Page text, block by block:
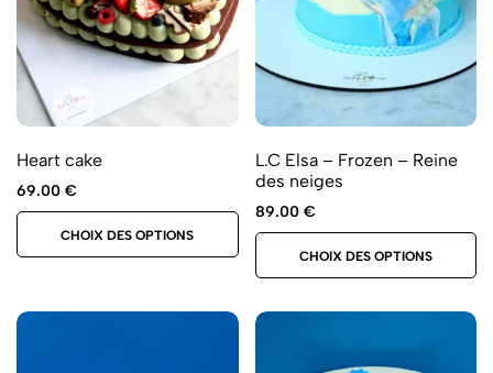
Heart cake
69.00 €
CHOIX DES OPTIONS
L.C Elsa – Frozen – Reine
des neiges
89.00 €
CHOIX DES OPTIONS